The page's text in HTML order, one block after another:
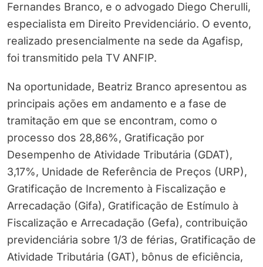
Fernandes Branco, e o advogado Diego Cherulli,
especialista em Direito Previdenciário. O evento,
realizado presencialmente na sede da Agafisp,
foi transmitido pela TV ANFIP.
Na oportunidade, Beatriz Branco apresentou as
principais ações em andamento e a fase de
tramitação em que se encontram, como o
processo dos 28,86%, Gratificação por
Desempenho de Atividade Tributária (GDAT),
3,17%, Unidade de Referência de Preços (URP),
Gratificação de Incremento à Fiscalização e
Arrecadação (Gifa), Gratificação de Estímulo à
Fiscalização e Arrecadação (Gefa), contribuição
previdenciária sobre 1/3 de férias, Gratificação de
Atividade Tributária (GAT), bônus de eficiência,